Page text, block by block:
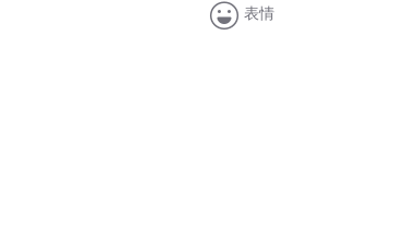
表情